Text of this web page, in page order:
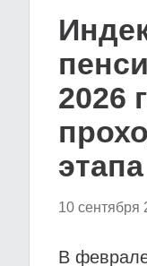
2026
этапа
10 сентября
В